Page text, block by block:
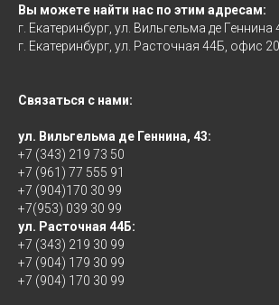
Вы можете найти нас по этим адресам:
г. Екатеринбург, ул. Вильгельма де
г. Екатеринбург, ул. Расточная 44Б, офис
Связаться с нами:
ул. Вильгельма де Геннина, 43:
+7 (343) 219 73 50
+7 (961) 77 555 91
+7 (904)170 30 99
+7(953) 039 30 99
ул. Расточная 44Б:
+7 (343) 219 30 99
+7 (904) 179 30 99
+7 (904) 170 30 99